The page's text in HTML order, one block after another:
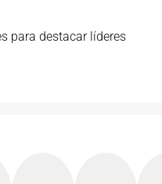
para destacar líderes